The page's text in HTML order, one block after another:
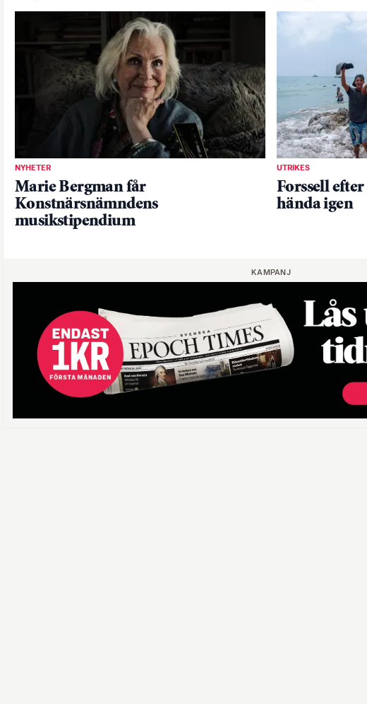
NYHETER
Marie Bergman får
Konstnärsnämndens
musikstipendium
UTRIKES
Forssell
hända igen
KAMPANJ